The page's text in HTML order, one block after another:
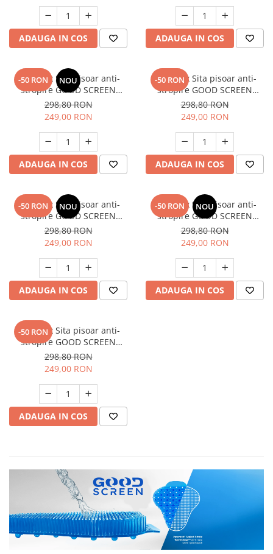
ADAUGA IN COS ADAUGA IN COS
-50 RON NOU
SET: 12 x Sita pisoar anti-
stropire GOOD SCREEN
PROScent 60+, Fresh Breeze
298,80 RON
249,00 RON
ADAUGA IN COS
-50 RON
SET: 12 x Sita pisoar anti-
stropire GOOD SCREEN
PROScent 60+, Melon
298,80 RON
249,00 RON
ADAUGA IN COS
-50 RON NOU
SET: 12 x Sita pisoar anti-
stropire GOOD SCREEN
PROScent 60+, Pine Fresh
298,80 RON
249,00 RON
ADAUGA IN COS
-50 RON NOU
SET: 12 x Sita pisoar anti-
stropire GOOD SCREEN
PROScent 60+, Ice Mint
298,80 RON
249,00 RON
ADAUGA IN COS
-50 RON
SET: 12 x Sita pisoar anti-
stropire GOOD SCREEN
PROScent 60+, Green Apple
298,80 RON
249,00 RON
ADAUGA IN COS